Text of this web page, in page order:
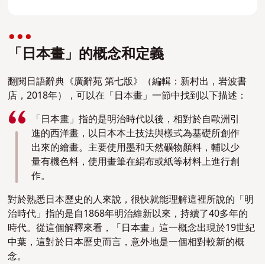
「日本畫」的概念和定義
翻閱日語辭典《廣辭苑 第七版》（編輯：新村出，岩波書
店，2018年），可以在「日本畫」一節中找到以下描述：
「日本畫」指的是明治時代以後，相對於自歐洲引
進的西洋畫，以日本本土技法與樣式為基礎所創作
出來的繪畫。主要使用墨和天然礦物顏料，輔以少
量有機色料，使用畫筆在絹布或紙等材料上進行創
作。
對於熟悉日本歷史的人來說，很快就能理解這裡所說的「明
治時代」指的是自1868年明治維新以來，持續了40多年的
時代。從這個解釋來看，「日本畫」這一概念出現於19世紀
中葉，這對於日本歷史而言，意外地是一個相對較新的概
念。